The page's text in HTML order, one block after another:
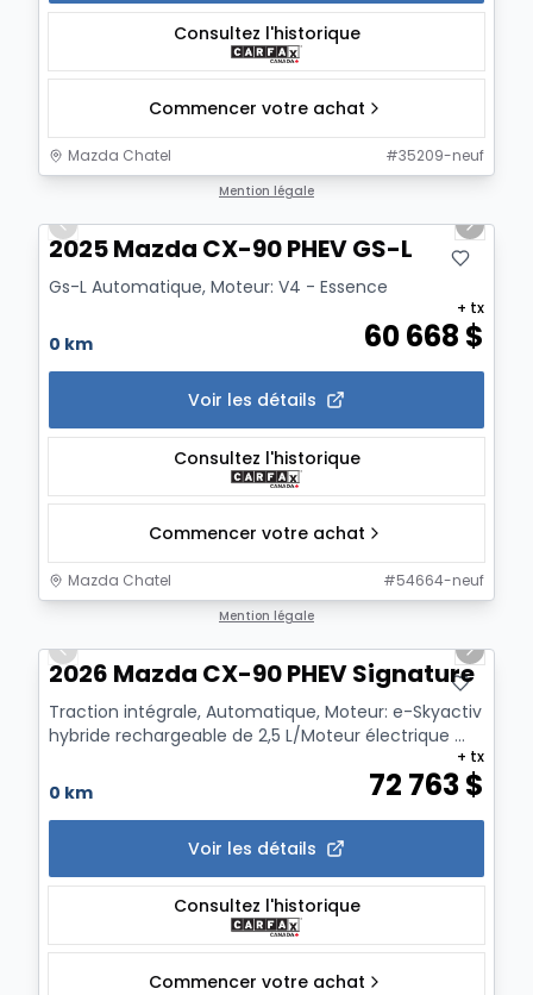
Consultez l'historique
Commencer votre achat
Mazda Chatel #35209-neuf
Mention légale
Previous slide
Next
2025 Mazda CX-90 PHEV GS-L
Gs-L Automatique, Moteur: V4 - Essence
0 km 60 668 $
+ tx
Voir les détails
Consultez l'historique
Commencer votre achat
Mazda Chatel #54664-neuf
Mention légale
Previous slide
Next
2026 Mazda CX-90 PHEV Signature
Traction intégrale, Automatique, Moteur: e-Skyactiv
hybride rechargeable de 2,5 L/Moteur électrique ...
0 km 72 763$
+ tx
Voir les détails
Consultez l'historique
Commencer votre achat